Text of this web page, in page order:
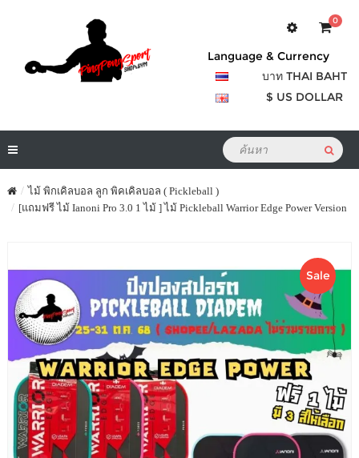
0
Language & Currency
บาท THAI BAHT
$ US DOLLAR
ไม้ พิกเคิลบอล ลูก พิคเคิลบอล ( Pickleball )
[แถมฟรี ไม้ Ianoni Pro 3.0 1 ไม้ ] ไม้ Pickleball Warrior Edge Power Version
Sale